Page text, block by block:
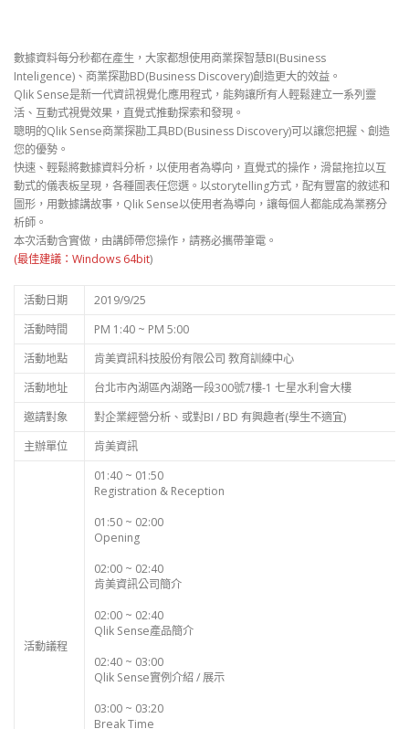
數據資料每分秒都在產生，大家都想使用商業探智慧BI(Business
Inteligence)、商業探勘BD(Business Discovery)創造更大的效益。
Qlik Sense是新一代資訊視覺化應用程式，能夠讓所有人輕鬆建立一系列靈
活、互動式視覺效果，直覺式推動探索和發現。
聰明的Qlik Sense商業探勘工具BD(Business Discovery)可以讓您把握、創造
您的優勢。
快速、輕鬆將數據資料分析，以使用者為導向，直覺式的操作，滑鼠拖拉以互
動式的儀表板呈現，各種圖表任您選。以storytelling方式，配有豐富的敘述和
圖形，用數據講故事，Qlik Sense以使用者為導向，讓每個人都能成為業務分
析師。
本次活動含實做，由講師帶您操作，請務必攜帶筆電。
(最佳建議：Windows 64bit)
活動日期
2019/9/25
活動時間
PM 1:40 ~ PM 5:00
活動地點
肯美資訊科技股份有限公司 教育訓練中心
活動地址
台北市內湖區內湖路一段300號7樓-1 七星水利會大樓
邀請對象
對企業經營分析、或對BI / BD 有興趣者(學生不適宜)
主辦單位
肯美資訊
活動議程
01:40 ~ 01:50
Registration & Reception
01:50 ~ 02:00
Opening
02:00 ~ 02:40
肯美資訊公司簡介
02:00 ~ 02:40
Qlik Sense產品簡介
02:40 ~ 03:00
Qlik Sense實例介紹 / 展示
03:00 ~ 03:20
Break Time